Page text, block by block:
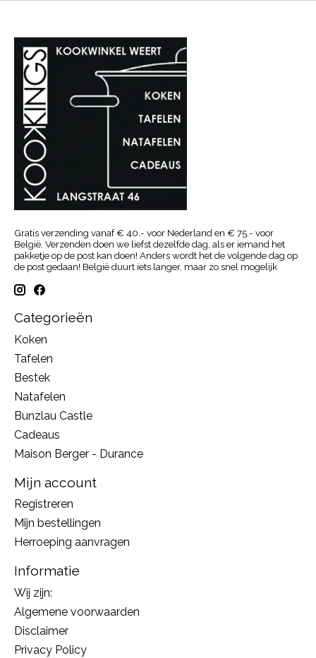
Gratis verzending vanaf € 40.- voor Nederland en € 75.- voor
België. Verzenden doen we liefst dezelfde dag, als er iemand het
pakketje op de post kan doen! Anders wordt het de volgende dag op
de post gedaan! België duurt iets langer, maar zo snel mogelijk
Categorieën
Koken
Tafelen
Bestek
Natafelen
Bunzlau Castle
Cadeaus
Maison Berger - Durance
Mijn account
Registreren
Mijn bestellingen
Herroeping aanvragen
Informatie
Wij zijn:
Algemene voorwaarden
Disclaimer
Privacy Policy